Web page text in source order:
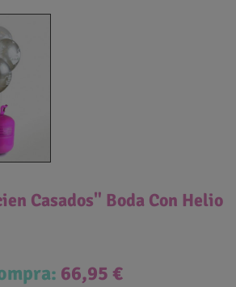
Casados" Boda Con Helio
66,95 €